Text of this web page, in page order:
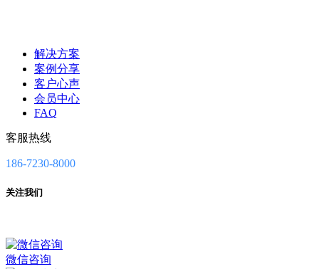
解决方案
案例分享
客户心声
会员中心
FAQ
客服热线
186-7230-8000
关注我们
微信咨询